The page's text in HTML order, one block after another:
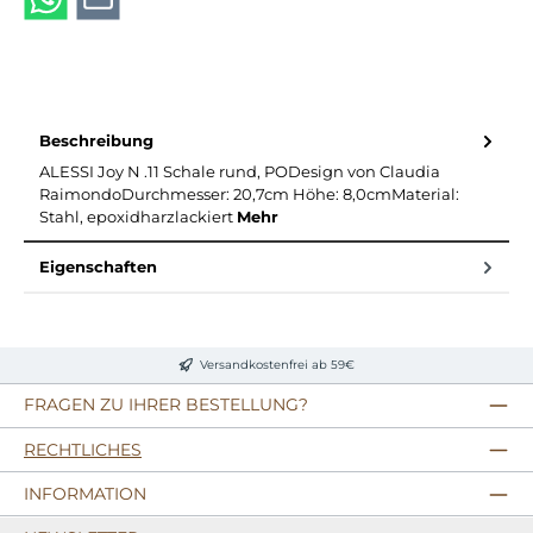
Beschreibung
ALESSI Joy N .11 Schale rund, PODesign von Claudia
RaimondoDurchmesser: 20,7cm Höhe: 8,0cmMaterial:
Stahl, epoxidharzlackiert Mehr
Eigenschaften
Versandkostenfrei ab 59€
FRAGEN ZU IHRER BESTELLUNG?
RECHTLICHES
INFORMATION